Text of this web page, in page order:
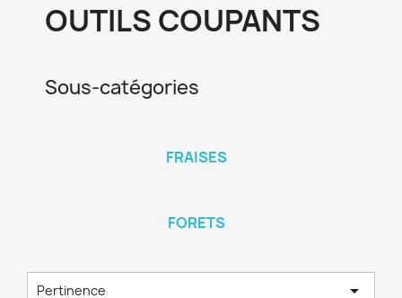
OUTILS COUPANTS
Sous-catégories
FRAISES
FORETS
Pertinence 